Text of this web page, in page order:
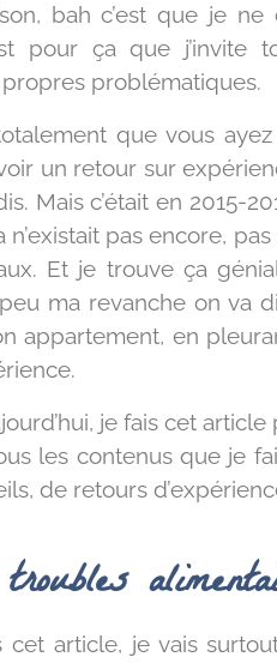
bah c’est que je
pour ça que
problématiques.
que vous ayez
un retour sur
Mais c’était en
n’existait pas encore,
Et je trouve ça
peu ma revanche on
appartement, en
je fais cet article
les contenus que je
de retours
cet article, je vais